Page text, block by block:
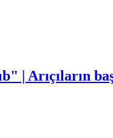
| Arıçıların